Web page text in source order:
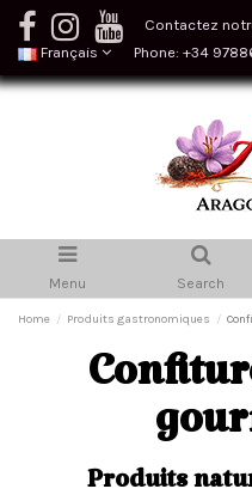
Contactez
Français
Phone: +34
Menu Search
Home Produits gastronomiques
Produits